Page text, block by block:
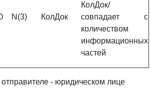
N(3) КолДок
КолДок/
совпадает с
количеством
информационных
частей
- юридическом лице